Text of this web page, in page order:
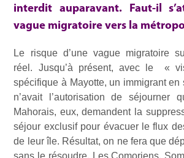
interdit auparavant. Faut-il
vague migratoire vers la
Le risque d’une vague migratoire
réel. Jusqu’à présent, avec le «
spécifique à Mayotte, un immigrant en
n’avait l’autorisation de séjourner
Mahorais, eux, demandent la
séjour exclusif pour évacuer le flux
de leur île. Résultat, on ne fera que